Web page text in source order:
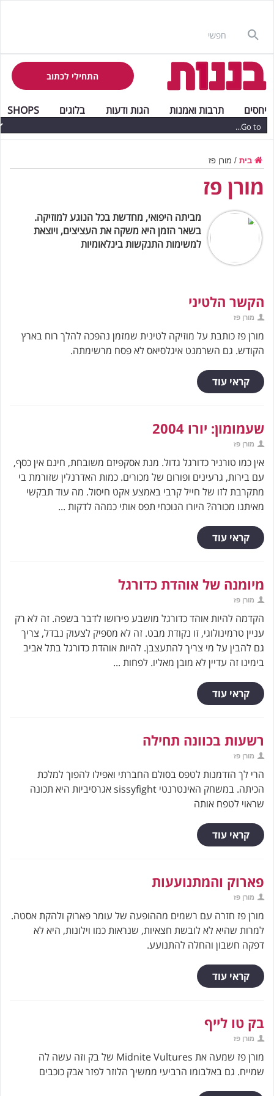
התחילי לכתוב
יחסים תרבות ואמנות הגות ודעות בלוגים SHOPS
בית / מורן פז
מורן פז
מביתה היפואי, מחדשת בכל הנוגע למוזיקה.
בשאר הזמן היא משקה את העציצים, ויוצאת
למשימות התנקשות בינלאומיות
הקשר הלטיני
מורן פז
מורן פז כותבת על מוזיקה לטינית שמזמן נהפכה להלך רוח בארץ
הקודש. גם השרמנט איגלסיאס לא פסח מרשימתה.
קראי עוד
שעמומון: יורו 2004
מורן פז
אין כמו טורניר כדורגל גדול. מנת אסקפיזם משובחת, חינם אין כסף,
עם בירות, גרעינים ופורום של מכורים. כמות האדרנלין שזורמת בי
מתקרבת לזו של חייל קרבי באמצע אקט חיסול. מה עוד תבקשי
מאיתנו מכורה? היורו הנוכחי תפס אותי כמהה לדקות ...
קראי עוד
מיומנה של אוהדת כדורגל
מורן פז
הקדמה להיות אוהד כדורגל מושבע פירושו לדבר בשפה. זה לא רק
עניין טרמינולוגי, זו נקודת מבט. זה לא מספיק לצעוק נבדל, צריך
גם להבין על מי צריך להתעצבן. להיות אוהדת כדורגל בתל אביב
בימינו זה עדיין לא מובן מאליו. לפחות ...
קראי עוד
רשעות בכוונה תחילה
מורן פז
הרי לך הזדמנות לטפס בסולם החברתי ואפילו להפוך למלכת
הכיתה. במשחק האינטרנטי sissyfight אגרסיביות היא תכונה
שראוי לטפח אותה
קראי עוד
פארוק והמתנועעות
מורן פז
מורן פז חזרה עם רשמים מההופעה של עומר פארוק ולהקת אסטה.
למרות שהיא לא לובשת חצאיות, שנראות כמו וילונות, היא לא
דפקה חשבון והחלה להתנועע.
קראי עוד
בק טו לייף
מורן פז
מורן פז שמעה את Midnite Vultures של בק וזה עשה לה
שמייח. גם באלבומו הרביעי ממשיך הלוזר לפזר אבק כוכבים